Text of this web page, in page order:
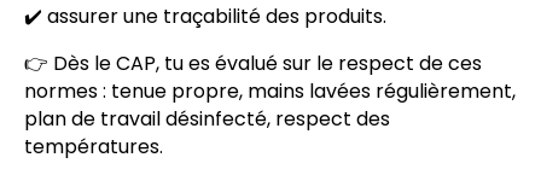
✔️ assurer une traçabilité des produits.
👉 Dès le CAP, tu es évalué sur le respect de ces
normes : tenue propre, mains lavées régulièrement,
plan de travail désinfecté, respect des
températures.